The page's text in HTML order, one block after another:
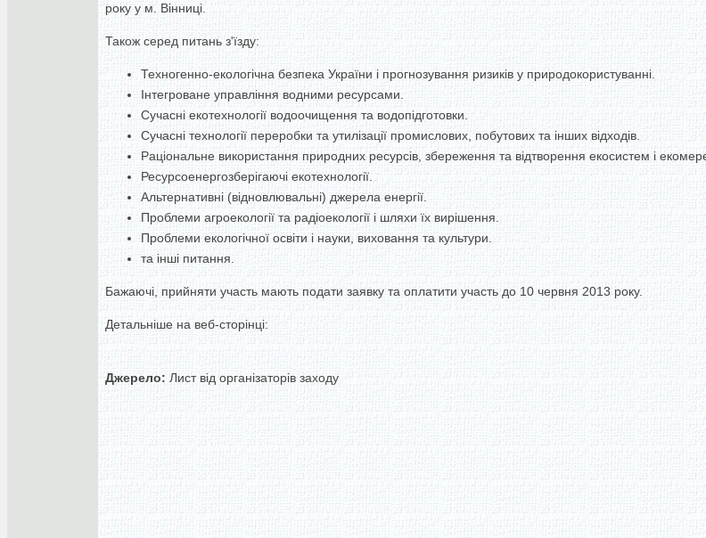
року у м. Вінниці.
Також серед питань з'їзду:
Техногенно-екологічна безпека України і прогнозування ризиків у природокористуванні.
Інтегроване управління водними ресурсами.
Сучасні екотехнології водоочищення та водопідготовки.
Сучасні технології переробки та утилізації промислових, побутових та інших відходів.
Раціональне використання природних ресурсів, збереження та відтворення екосистем і
Ресурсоенергозберігаючі екотехнології.
Альтернативні (відновлювальні) джерела енергії.
Проблеми агроекології та радіоекології і шляхи їх вирішення.
Проблеми екологічної освіти і науки, виховання та культури.
та інші питання.
Бажаючі, прийняти участь мають подати заявку та оплатити участь до 10 червня 2013 року.
Детальніше на веб-сторінці:
Джерело: Лист від організаторів заходу